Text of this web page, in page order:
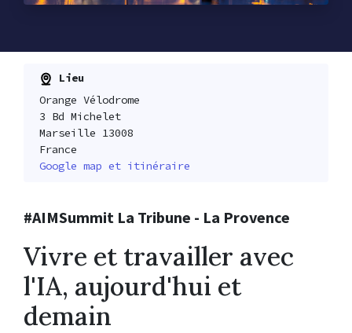
Lieu
Orange Vélodrome
3 Bd Michelet
Marseille 13008
France
Google map et itinéraire
#AIMSummit La Tribune - La Provence
Vivre et travailler avec
l'IA, aujourd'hui et
demain